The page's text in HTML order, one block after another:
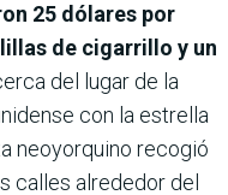
25 dólares por
de cigarrillo y un
del lugar de la
con la estrella
neoyorquino recogió
calles alrededor del